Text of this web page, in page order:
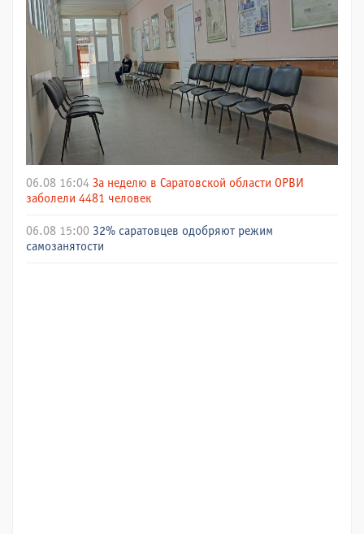
06.08 16:04 За неделю в Саратовской области ОРВИ
заболели 4481 человек
06.08 15:00 32% саратовцев одобряют режим
самозанятости